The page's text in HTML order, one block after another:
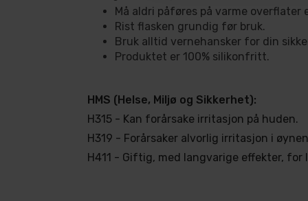
Må aldri påføres på varme overflater
Rist flasken grundig før bruk.
Bruk alltid vernehansker for din
Produktet er 100% silikonfritt.
HMS (Helse, Miljø og Sikkerhet):
H315 - Kan forårsake irritasjon på huden.
H319 - Forårsaker alvorlig irritasjon i
H411 - Giftig, med langvarige effekter, for